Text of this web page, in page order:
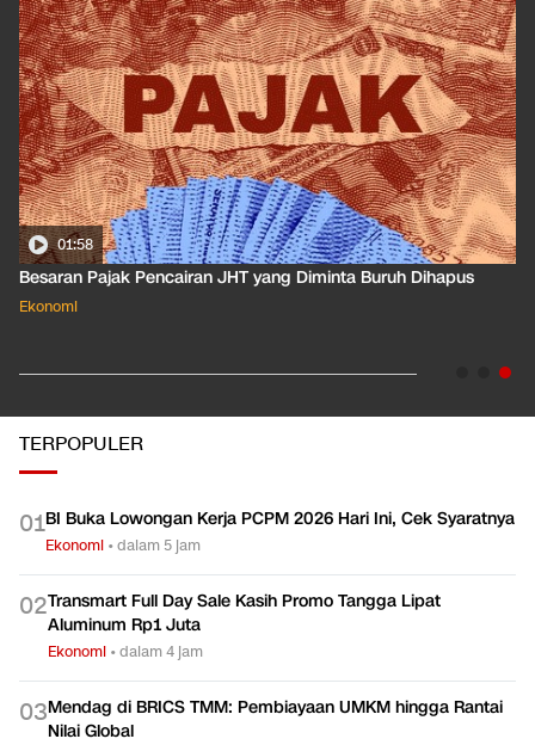
01:50
Apa Arti Peringkat Kredit Indonesia yang Dirilis S&P Global
Dkk?
TERPOPULER
01BI Buka Lowongan Kerja PCPM 2026 Hari Ini, Cek Syaratnya
Ekonomi •dalam 5 jam
02Transmart Full Day Sale Kasih Promo Tangga Lipat
Aluminum Rp1 Juta
Ekonomi •dalam 4 jam
03Mendag di BRICS TMM: Pembiayaan UMKM hingga Rantai
Nilai Global